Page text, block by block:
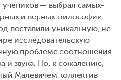
— выбрал самых-
и верных философии
поставили уникальную, не
исследовательскую
проблеме соотношения
и звука. Но, к сожалению,
Малевичем коллектив